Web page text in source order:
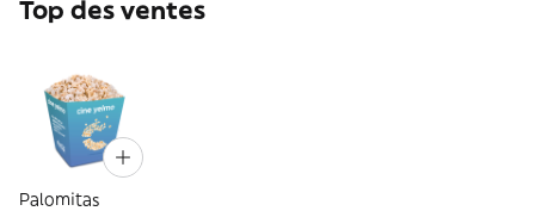
Top des ventes
Palomitas